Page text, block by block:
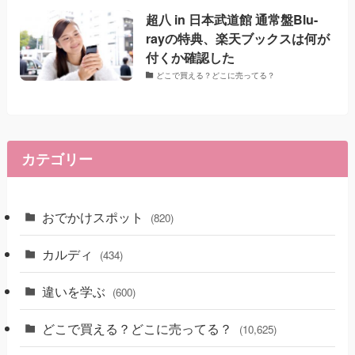
超八 in 日本武道館 通常盤Blu-
rayの特典、楽天ブックスは何が
付くか確認した
どこで買える？どこに売ってる？
カテゴリー
おでかけスポット (820)
カルディ (434)
違いを学ぶ (600)
どこで買える？どこに売ってる？ (10,625)